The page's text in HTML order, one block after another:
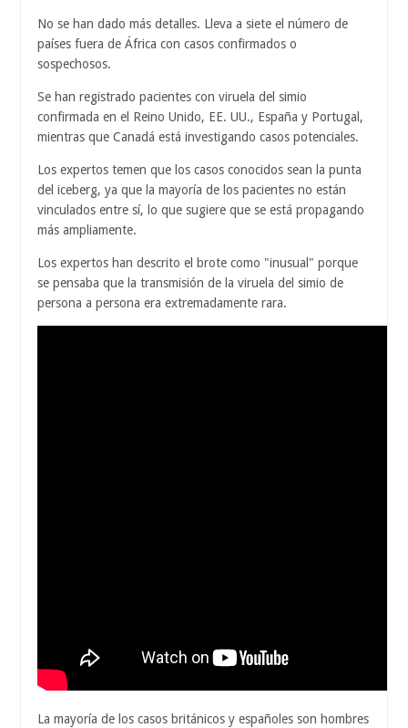
No se han dado más detalles. Lleva a siete el número de
países fuera de África con casos confirmados o
sospechosos.
Se han registrado pacientes con viruela del simio
confirmada en el Reino Unido, EE. UU., España y Portugal,
mientras que Canadá está investigando casos potenciales.
Los expertos temen que los casos conocidos sean la punta
del iceberg, ya que la mayoría de los pacientes no están
vinculados entre sí, lo que sugiere que se está propagando
más ampliamente.
Los expertos han descrito el brote como "inusual" porque
se pensaba que la transmisión de la viruela del simio de
persona a persona era extremadamente rara.
La mayoría de los casos británicos y españoles son hombres